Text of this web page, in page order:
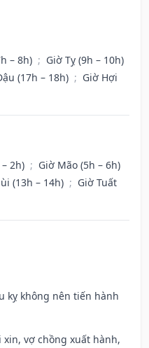
– 8h) ; Giờ Tỵ (9h – 10h)
(17h – 18h) ; Giờ Hợi
2h) ; Giờ Mão (5h – 6h)
(13h – 14h) ; Giờ Tuất
kỵ không nên tiến hành
xin, vợ chồng xuất hành,